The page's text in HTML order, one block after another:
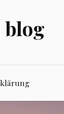
blog